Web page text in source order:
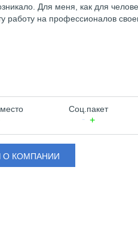
Для меня, как для
работу на профессионалов
Соц.пакет
О КОМПАНИИ